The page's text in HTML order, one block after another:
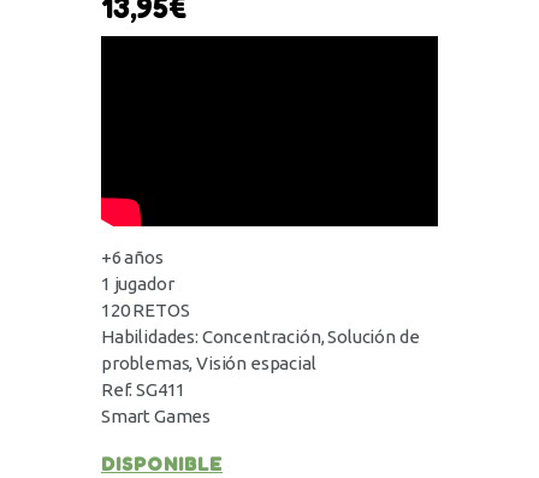
13,95€
+6 años
1 jugador
120 RETOS
Habilidades: Concentración, Solución de
problemas, Visión espacial
Ref. SG411
Smart Games
DISPONIBLE